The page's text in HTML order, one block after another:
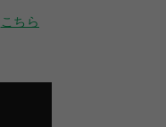
こちら